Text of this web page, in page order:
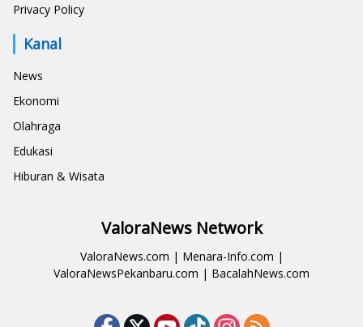
Privacy Policy
Kanal
News
Ekonomi
Olahraga
Edukasi
Hiburan & Wisata
ValoraNews Network
ValoraNews.com | Menara-Info.com |
ValoraNewsPekanbaru.com | BacalahNews.com